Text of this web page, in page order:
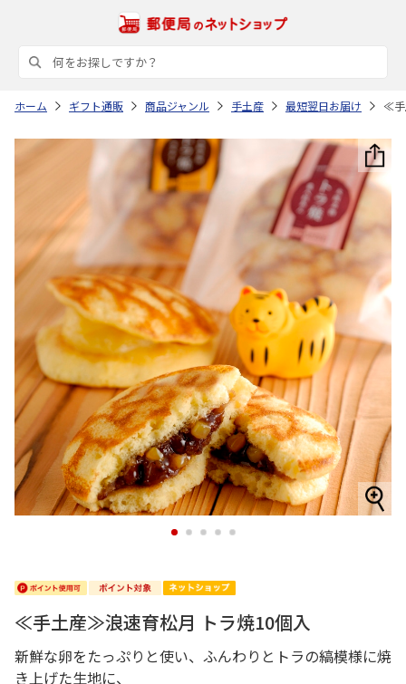
ホーム ギフト通販 商品ジャンル 手土産 最短翌日お届け ≪手
1 2 3 4 5
≪手土産≫浪速育松月 トラ焼10個入
新鮮な卵をたっぷりと使い、ふんわりとトラの縞模様に焼
き上げた生地に、